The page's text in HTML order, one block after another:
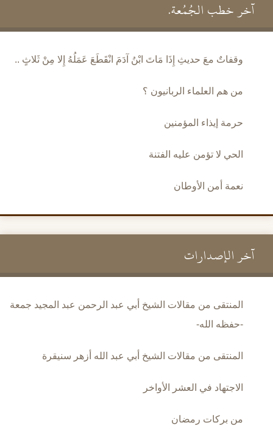
آخر خطب الجُمُعة.
وقفاتٌ معَ حديثِ إِذَا مَاتَ ابْنُ آدَمَ انْقَطَعَ عَمَلُهُ إِلا مِنْ ثَلاثٍ ..
من هم العلماء الربانيون ؟
حرمة إيذاء المؤمنين
الحي لا تؤمن عليه الفتنة
نعمة أمن الأوطان
آخر الإصدارات
المنتقى من مقالات الشيخ أبي عبد الرحمن عبد المجيد جمعة
-حفظه الله-
المنتقى من مقالات الشيخ أبي عبد الله أزهر سنيقرة
الاجتهاد في العشر الأواخر
من بركات رمضان